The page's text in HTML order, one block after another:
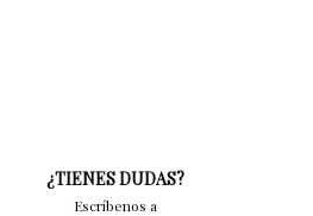
¿TIENES DUDAS?
Escríbenos a